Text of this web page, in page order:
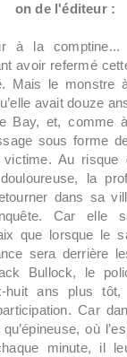
on de l'éditeur :
à la comptine...
avoir refermé
Mais le monstre
avait douze
Bay, et, comme
sous forme
Au risque
la
dans sa
Car elle
que lorsque le
sera derrière
Bullock, le
huit ans plus
Car
où
minute, il